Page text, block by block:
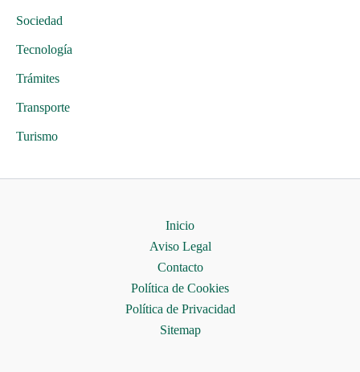
Sociedad
Tecnología
Trámites
Transporte
Turismo
Inicio
Aviso Legal
Contacto
Política de Cookies
Política de Privacidad
Sitemap